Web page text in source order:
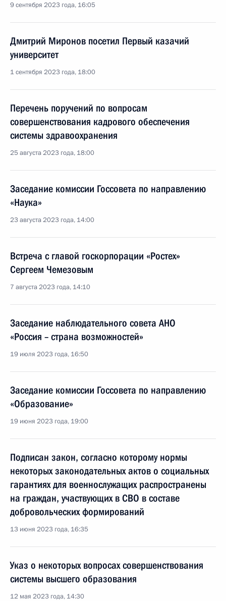
9 сентября 2023 года, 16:05
Дмитрий Миронов посетил Первый казачий
университет
1 сентября 2023 года, 18:00
Перечень поручений по вопросам
совершенствования кадрового обеспечения
системы здравоохранения
25 августа 2023 года, 18:00
Заседание комиссии Госсовета по направлению
«Наука»
23 августа 2023 года, 14:00
Встреча с главой госкорпорации «Ростех»
Сергеем Чемезовым
7 августа 2023 года, 14:10
Заседание наблюдательного совета АНО
«Россия – страна возможностей»
19 июля 2023 года, 16:50
Заседание комиссии Госсовета по направлению
«Образование»
19 июня 2023 года, 19:00
Подписан закон, согласно которому нормы
некоторых законодательных актов о социальных
гарантиях для военнослужащих распространены
на граждан, участвующих в СВО в составе
добровольческих формирований
13 июня 2023 года, 16:35
Указ о некоторых вопросах совершенствования
системы высшего образования
12 мая 2023 года, 14:30